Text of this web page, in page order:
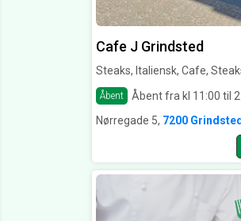
Cafe J Grindsted
Steaks, Italiensk, Cafe,
Åbent Åbent fra kl 11:00 til
Nørregade 5, 7200 Grindsted